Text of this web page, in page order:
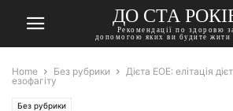
ДО СТА
Рекомендації по здоровю
допомогою яких ви будите жити
Home Без рубрики
Дієта EOE: елітація
езофагіту
Без рубрики